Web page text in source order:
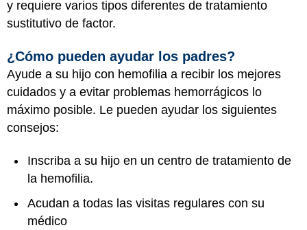
y requiere varios tipos diferentes de tratamiento
sustitutivo de factor.
¿Cómo pueden ayudar los padres?
Ayude a su hijo con hemofilia a recibir los mejores
cuidados y a evitar problemas hemorrágicos lo
máximo posible. Le pueden ayudar los siguientes
consejos:
Inscriba a su hijo en un centro de tratamiento de
la hemofilia.
Acudan a todas las visitas regulares con su
médico